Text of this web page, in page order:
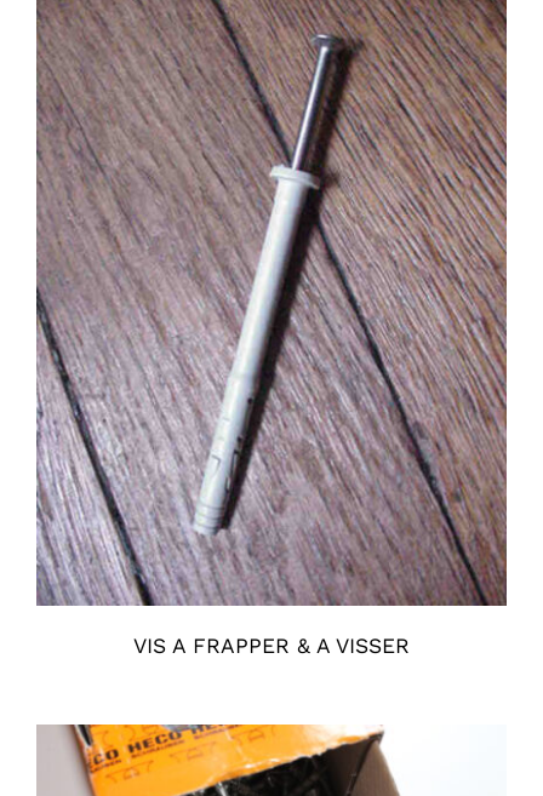
VIS A FRAPPER & A VISSER